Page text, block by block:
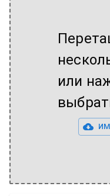
или